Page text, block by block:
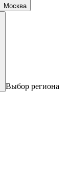
Москва
Выбор региона